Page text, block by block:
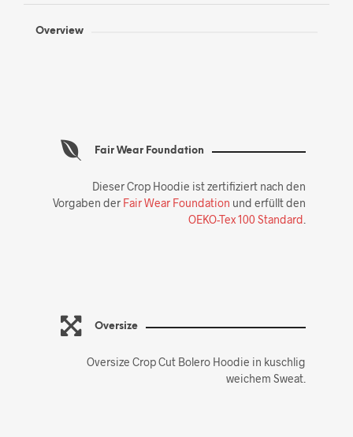
Overview
Fair Wear Foundation
Dieser Crop Hoodie ist zertifiziert nach den
Vorgaben der Fair Wear Foundation und erfüllt den
OEKO-Tex 100 Standard
Oversize
Oversize Crop Cut Bolero Hoodie in kuschlig
weichem Sweat.